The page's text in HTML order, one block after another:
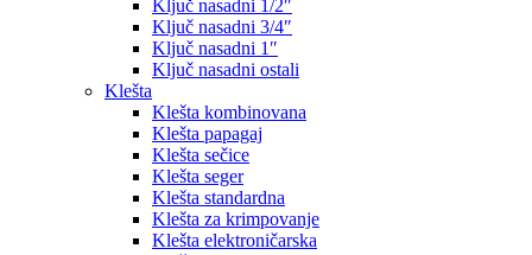
Ključ nasadni 1/2″
Ključ nasadni 3/4″
Ključ nasadni 1″
Ključ nasadni ostali
Klešta
Klešta kombinovana
Klešta papagaj
Klešta sečice
Klešta seger
Klešta standardna
Klešta za krimpovanje
Klešta elektroničarska